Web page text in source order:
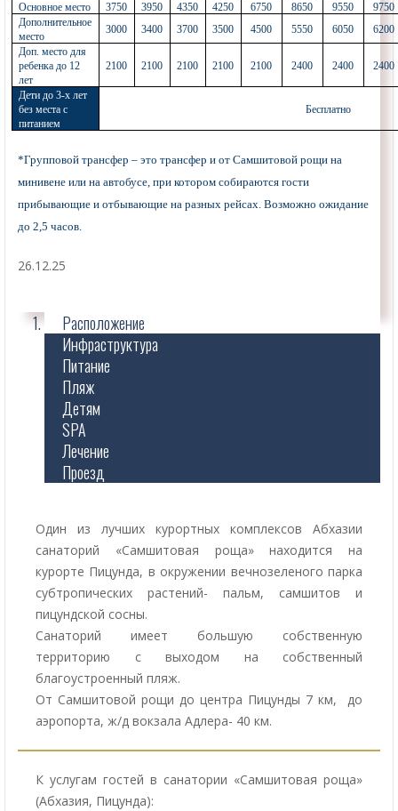
Основное место
3750 3950 4350 4250 6750 8650 9550
9750
Дополнительное
место
3000 3400 3700 3500 4500 5550 6050
6200
Доп. место для
ребенка до 12
лет
2100 2100 2100 2100 2100 2400 2400 2400
Дети до 3-х лет
без места с
питанием
Бесплатно
*Групповой трансфер – это трансфер и от Самшитовой рощи на
минивене или на автобусе, при котором собираются гости
прибывающие и отбывающие на разных рейсах. Возможно ожидание
до 2,5 часов.
26.12.25
Расположение
Инфраструктура
Питание
Пляж
Детям
SPA
Лечение
Проезд
Один из лучших курортных комплексов Абхазии
санаторий «Самшитовая роща» находится на
курорте Пицунда, в окружении вечнозеленого парка
субтропических растений- пальм, самшитов и
пицундской сосны.
Санаторий имеет большую собственную
территорию с выходом на собственный
благоустроенный пляж.
От Самшитовой рощи до центра Пицунды 7 км, до
аэропорта, ж/д вокзала Адлера- 40 км.
К услугам гостей в санатории «Самшитовая роща»
(Абхазия, Пицунда):